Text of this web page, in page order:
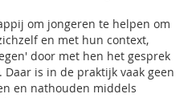
om jongeren te helpen om
en met hun context,
door met hen het gesprek
is in de praktijk vaak geen
en nathouden middels